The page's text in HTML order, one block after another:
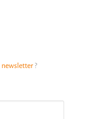
newsletter?